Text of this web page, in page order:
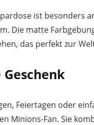
ist besonders
Die matte
das perfekt zur
Feiertagen oder
Minions-Fan. Sie